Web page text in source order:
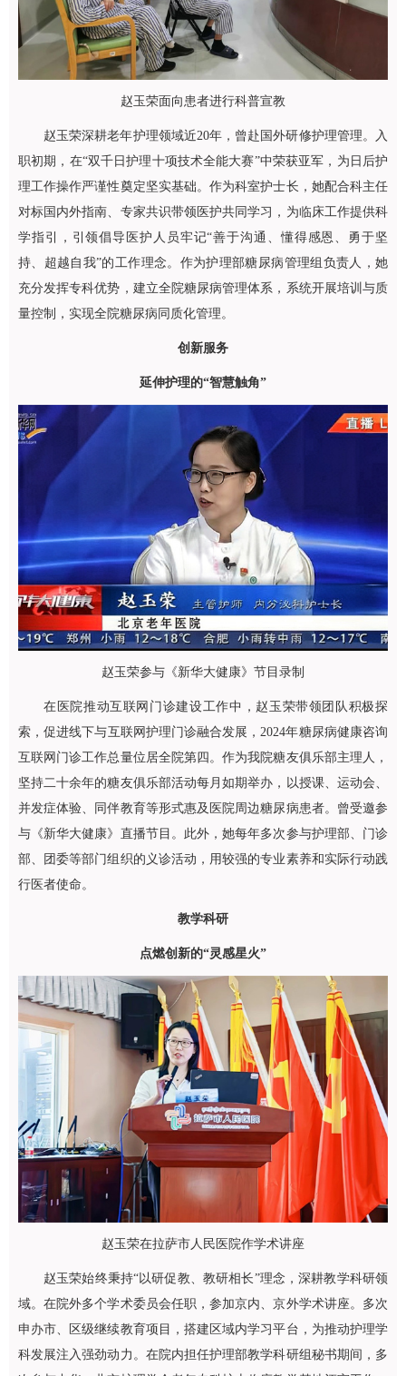
赵玉荣面向患者进行科普宣教
赵玉荣深耕老年护理领域近20年，曾赴国外研修护理管理。入
职初期，在“双千日护理十项技术全能大赛”中荣获亚军，为日后护
理工作操作严谨性奠定坚实基础。作为科室护士长，她配合科主任
对标国内外指南、专家共识带领医护共同学习，为临床工作提供科
学指引，引领倡导医护人员牢记“善于沟通、懂得感恩、勇于坚
持、超越自我”的工作理念。作为护理部糖尿病管理组负责人，她
充分发挥专科优势，建立全院糖尿病管理体系，系统开展培训与质
量控制，实现全院糖尿病同质化管理。
创新服务
延伸护理的“智慧触角”
赵玉荣参与《新华大健康》节目录制
在医院推动互联网门诊建设工作中，赵玉荣带领团队积极探
索，促进线下与互联网护理门诊融合发展，2024年糖尿病健康咨询
互联网门诊工作总量位居全院第四。作为我院糖友俱乐部主理人，
坚持二十余年的糖友俱乐部活动每月如期举办，以授课、运动会、
并发症体验、同伴教育等形式惠及医院周边糖尿病患者。曾受邀参
与《新华大健康》直播节目。此外，她每年多次参与护理部、门诊
部、团委等部门组织的义诊活动，用较强的专业素养和实际行动践
行医者使命。
教学科研
点燃创新的“灵感星火”
赵玉荣在拉萨市人民医院作学术讲座
赵玉荣始终秉持“以研促教、教研相长”理念，深耕教学科研领
域。在院外多个学术委员会任职，参加京内、京外学术讲座。多次
申办市、区级继续教育项目，搭建区域内学习平台，为推动护理学
科发展注入强劲动力。在院内担任护理部教学科研组秘书期间，多